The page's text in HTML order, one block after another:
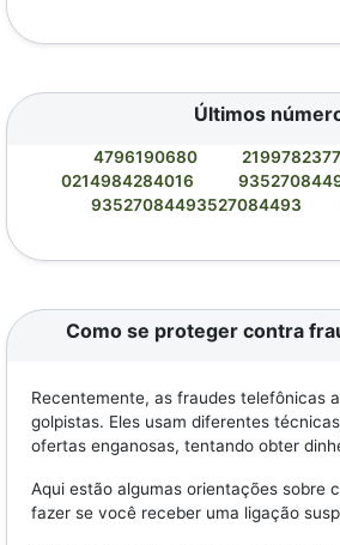
Últimos
4796190680
0214984284016
93527084493527084493
Como se proteger contra
Recentemente, as fraudes telefônicas
golpistas. Eles usam diferentes
ofertas enganosas, tentando obter
Aqui estão algumas orientações sobre
fazer se você receber uma ligação